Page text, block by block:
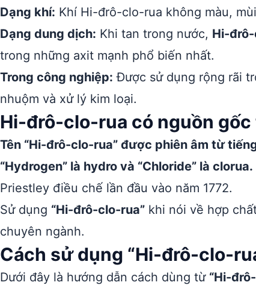
Dạng khí: Khí Hi-đrô-clo-rua không màu,
Dạng dung dịch: Khi tan trong nước, Hi-
trong những axit mạnh phổ biến nhất.
Trong công nghiệp: Được sử dụng rộng rãi
nhuộm và xử lý kim loại.
Hi-đrô-clo-rua có nguồn gốc
Tên “Hi-đrô-clo-rua” được phiên âm từ
“Hydrogen” là hydro và “Chloride” là clorua.
Priestley điều chế lần đầu vào năm 1772.
Sử dụng “Hi-đrô-clo-rua” khi nói về hợp
chuyên ngành.
Cách sử dụng “Hi-đrô-clo-
Dưới đây là hướng dẫn cách dùng từ “Hi-